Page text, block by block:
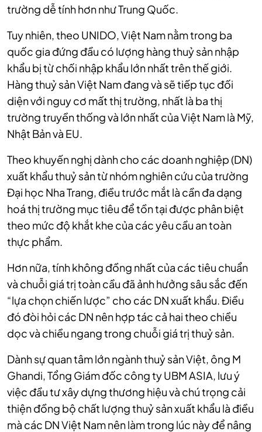
trường dễ tính hơn như Trung Quốc.
Tuy nhiên, theo UNIDO, Việt Nam nằm trong ba
quốc gia đứng đầu có lượng hàng thuỷ sản nhập
khẩu bị từ chối nhập khẩu lớn nhất trên thế giới.
Hàng thuỷ sản Việt Nam đang và sẽ tiếp tục đối
diện với nguy cơ mất thị trường, nhất là ba thị
trường truyền thống và lớn nhất của Việt Nam là Mỹ,
Nhật Bản và EU.
Theo khuyến nghị dành cho các doanh nghiệp (DN)
xuất khẩu thuỷ sản từ nhóm nghiên cứu của trường
Đại học Nha Trang, điều trước mắt là cần đa dạng
hoá thị trường mục tiêu để tồn tại được phân biệt
theo mức độ khắt khe của các yêu cầu an toàn
thực phẩm.
Hơn nữa, tính không đồng nhất của các tiêu chuẩn
và chuỗi giá trị toàn cầu đã ảnh hưởng sâu sắc đến
“lựa chọn chiến lược” cho các DN xuất khẩu. Điều
đó đòi hỏi các DN nên hợp tác cả hai theo chiều
dọc và chiều ngang trong chuỗi giá trị thuỷ sản.
Dành sự quan tâm lớn ngành thuỷ sản Việt, ông M
Ghandi, Tổng Giám đốc công ty UBM ASIA, lưu ý
việc đầu tư xây dựng thương hiệu và chú trọng cải
thiện đồng bộ chất lượng thuỷ sản xuất khẩu là điều
mà các DN Việt Nam nên làm trong lúc này để nâng